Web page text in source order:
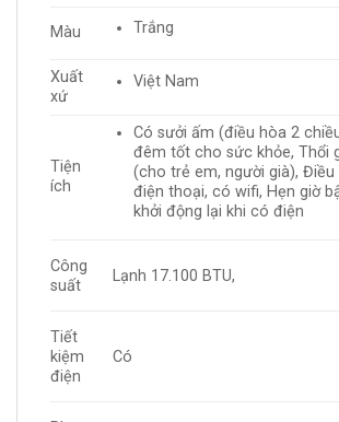
Màu Trắng
Xuất
xứ
Việt Nam
Tiện
ích
Có sưởi ấm (điều hòa 2
đêm tốt cho sức khỏe, Thổi
(cho trẻ em, người già), Điều
điện thoại, có wifi, Hẹn giờ
khởi động lại khi có điện
Công
suất
Lạnh 17.100 BTU,
Tiết
kiệm
điện
Có